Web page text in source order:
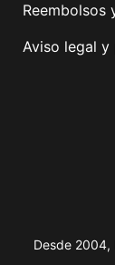
Reembolsos
Aviso legal
Desde 2004,